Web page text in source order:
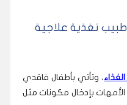
طبيب تغذية علاجية
، وتأتي بأطفال فاقدي
الأمهات بإدخال مكونات مثل